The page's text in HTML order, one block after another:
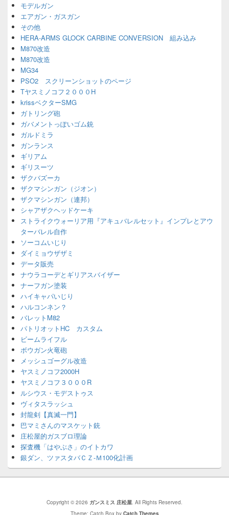
モデルガン
エアガン・ガスガン
その他
HERA-ARMS GLOCK CARBINE CONVERSION 組み込み
M870改造
M870改造
MG34
PSO2 スクリーンショットのページ
Tヤスミノコフ２０００H
krissベクターSMG
ガトリング砲
ガバメントっぽいゴム銃
ガルドミラ
ガンランス
ギリアム
ギリスーツ
ザクバズーカ
ザクマシンガン（ジオン）
ザクマシンガン（連邦）
シャアザクヘッドケーキ
ストライクウォーリア用『アキュバレルセット』インプレとアウ
ターバレル自作
ソーコムいじり
ダイミョウザザミ
データ販売
ナウラコーデとギリアスバイザー
ナーフガン塗装
ハイキャパいじり
ハルコンネン？
バレットM82
パトリオットHC カスタム
ビームライフル
ボウガン火竜砲
メッシュゴーグル改造
ヤスミノコフ2000H
ヤスミノコフ３０００R
ルシウス・モデストゥス
ヴィタスラッシュ
封龍剣【真滅一門】
巴マミさんのマスケット銃
庄松屋的ガスブロ理論
探査機「はやぶさ」のイトカワ
銀ダン、ツァスタバＣＺ-Ｍ100化計画
Copyright © 2026 ガンスミス 庄松屋. All Rights Reserved.
Theme: Catch Box by Catch Themes